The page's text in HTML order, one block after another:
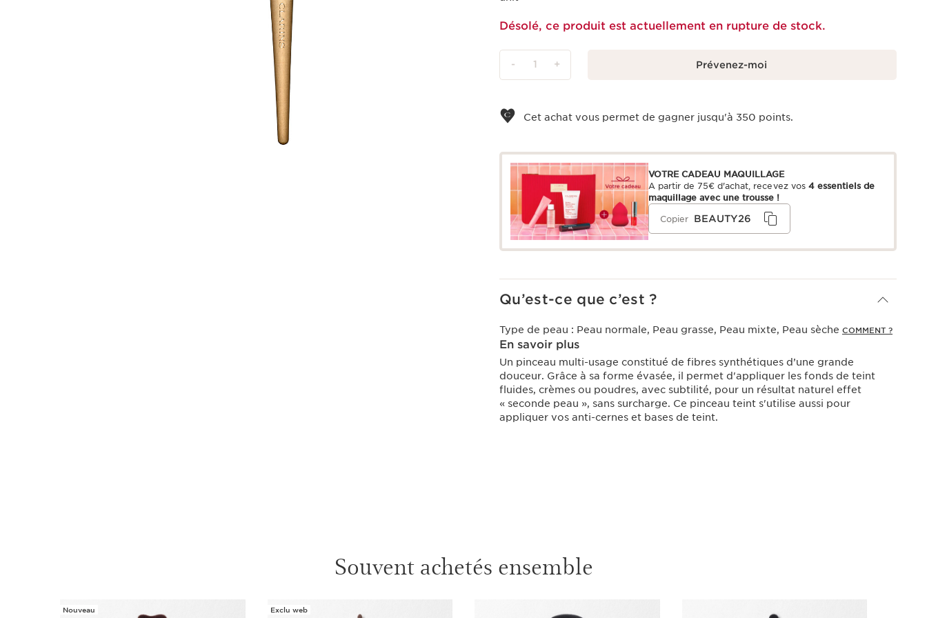
Désolé, ce produit est actuellement en rupture de stock.
- 1 + Prévenez-moi
Cet achat vous permet de gagner jusqu'à 350 points.
VOTRE CADEAU MAQUILLAGE
A partir de 75€ d'achat, recevez vos 4 essentiels de
maquillage avec une trousse !
Copier BEAUTY26
Qu’est-ce que c’est ?
Type de peau : Peau normale, Peau grasse, Peau mixte, Peau sèche COMMENT ?
En savoir plus
Un pinceau multi-usage constitué de fibres synthétiques d’une grande
douceur. Grâce à sa forme évasée, il permet d'appliquer les fonds de teint
fluides, crèmes ou poudres, avec subtilité, pour un résultat naturel effet
« seconde peau », sans surcharge. Ce pinceau teint s'utilise aussi pour
appliquer vos anti-cernes et bases de teint.
Souvent achetés ensemble
ALLER AU CONTENU
Nouveau Exclu web